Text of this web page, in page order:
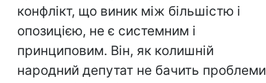
конфлікт, що виник між більшістю і
опозицією, не є системним і
принциповим. Він, як колишній
народний депутат не бачить проблеми